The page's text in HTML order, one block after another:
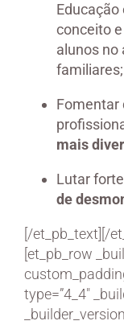
conceito
alunos no
familiares;
Fomentar
mais
Lutar
de
[/et_pb_text][/
[et_pb_row
type=”4_4″